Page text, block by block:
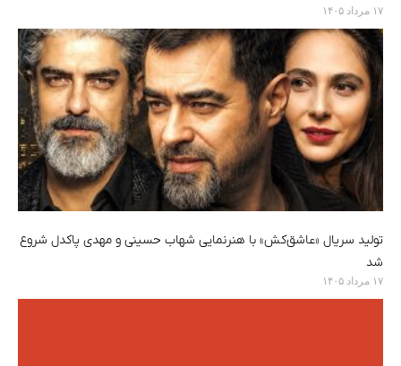
۱۷ مرداد ۱۴۰۵
تولید سریال «عاشق‌کش» با هنرنمایی شهاب حسینی و مهدی پاکدل شروع
شد
۱۷ مرداد ۱۴۰۵